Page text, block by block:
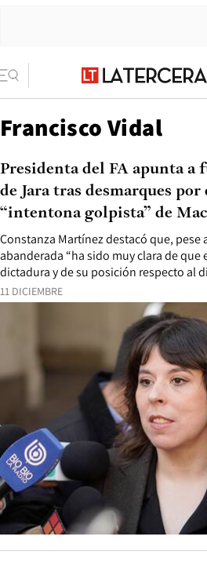
Francisco Vidal
11 DICIEMBRE
Constanza Martínez destacó que, pese
abanderada “ha sido muy clara de que
dictadura y de su posición respecto al
Presidenta del FA apunta a
de Jara tras desmarques
“intentona golpista” de